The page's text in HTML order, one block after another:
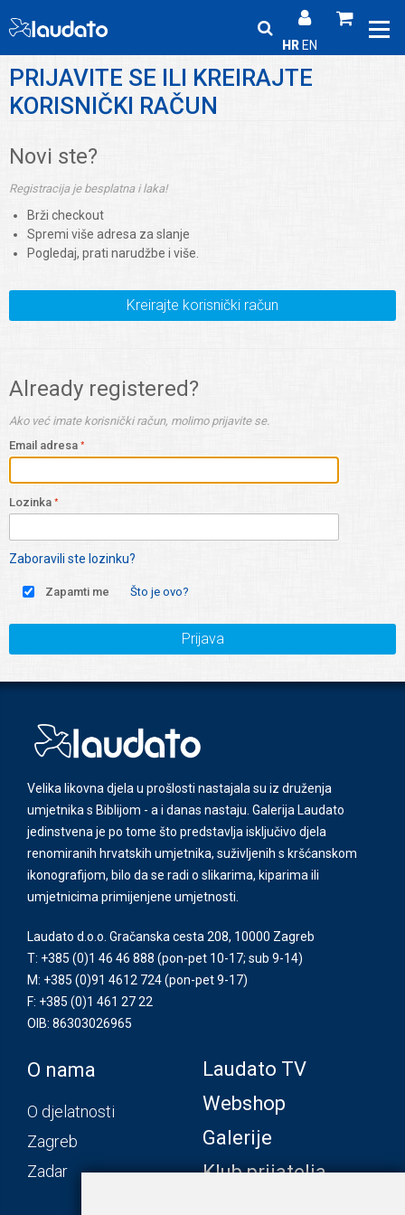
HR EN
PRIJAVITE SE ILI KREIRAJTE
KORISNIČKI RAČUN
Novi ste?
Registracija je besplatna i laka!
Brži checkout
Spremi više adresa za slanje
Pogledaj, prati narudžbe i više.
Kreirajte korisnički račun
Already registered?
Ako već imate korisnički račun, molimo prijavite se.
Email adresa
Lozinka
Zaboravili ste lozinku?
Zapamti me Što je ovo?
Prijava
Velika likovna djela u prošlosti nastajala su iz druženja
umjetnika s Biblijom - a i danas nastaju. Galerija Laudato
jedinstvena je po tome što predstavlja isključivo djela
renomiranih hrvatskih umjetnika, suživljenih s kršćanskom
ikonografijom, bilo da se radi o slikarima, kiparima ili
umjetnicima primijenjene umjetnosti.
Laudato d.o.o. Gračanska cesta 208, 10000 Zagreb
T: +385 (0)1 46 46 888 (pon-pet 10-17; sub 9-14)
M: +385 (0)91 4612 724(pon-pet 9-17)
F: +385 (0)1 461 27 22
OIB: 86303026965
O nama
O djelatnosti
Zagreb
Zadar
Laudato TV
Webshop
Galerije
Klub prijatelja